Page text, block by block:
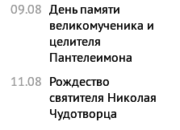
09.08 День памяти
великомученика и
целителя
Пантелеимона
11.08 Рождество
святителя Николая
Чудотворца